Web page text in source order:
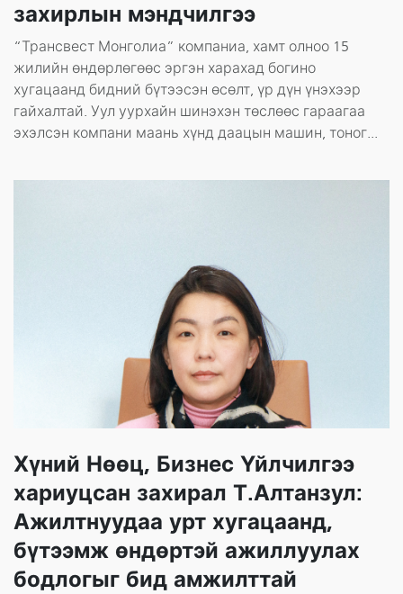
захирлын мэндчилгээ
“Трансвест Монголиа” компаниа, хамт олноо 15
жилийн өндөрлөгөөс эргэн харахад богино
хугацаанд бидний бүтээсэн өсөлт, үр дүн үнэхээр
гайхалтай. Уул уурхайн шинэхэн төслөөс гараагаа
эхэлсэн компани маань хүнд даацын машин, тоног...
Хүний Нөөц, Бизнес Үйлчилгээ
хариуцсан захирал Т.Алтанзул:
Ажилтнуудаа урт хугацаанд,
бүтээмж өндөртэй ажиллуулах
бодлогыг бид амжилттай